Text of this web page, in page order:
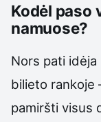
Kodėl paso
namuose?
Nors pati
bilieto rankoje
pamiršti visus